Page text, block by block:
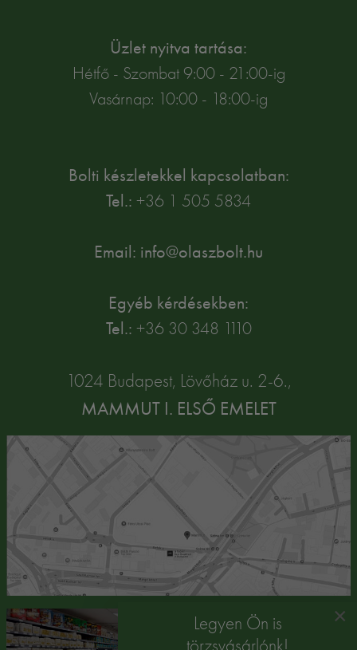
Üzlet nyitva tartása:
Hétfő - Szombat 9:00 - 21:00-ig
Vasárnap: 10:00 - 18:00-ig
Bolti készletekkel kapcsolatban:
Tel.: +36 1 505 5834
Email: info@olaszbolt.hu
Egyéb kérdésekben:
Tel.: +36 30 348 1110
1024 Budapest, Lövőház u. 2-6.,
MAMMUT I. ELSŐ EMELET
×
Legyen Ön is